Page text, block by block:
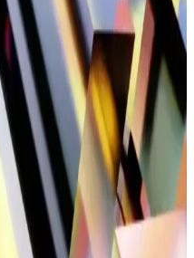
ayakkabılar, malzeme,
ayak sağlığını korur ve
Trendler ve
tasarımlarıyla saçlara zarar
günlerde kullanıma uygun
Temel Özellikler ve